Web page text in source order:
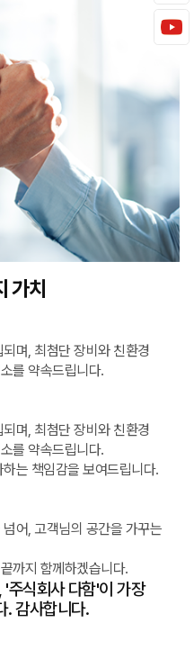
가치
며, 최첨단 장비와 친환경
를 약속드립니다.
며, 최첨단 장비와 친환경
를 약속드립니다.
는 책임감을 보여드립니다.
어, 고객님의 공간을 가꾸는
까지 함께하겠습니다.
주식회사 다함'이 가장
. 감사합니다.